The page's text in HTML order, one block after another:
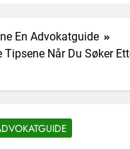
En Advokatguide
Tipsene Når Du Søker